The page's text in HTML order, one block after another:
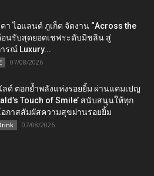
า ไอแลนด์ ภูเก็ต จัดงาน “Across the
อนรับสุดยอดเชฟระดับมิชลิน สู่
รณ์ Luxury...
07/08/2026
ด์ ตอกย้ำพลังแห่งรอยยิ้ม ผ่านแคมเปญ
Touch of Smile’ สนับสนุนให้ทุก
กาสสัมผัสความสุขผ่านรอยยิ้ม
07/08/2026